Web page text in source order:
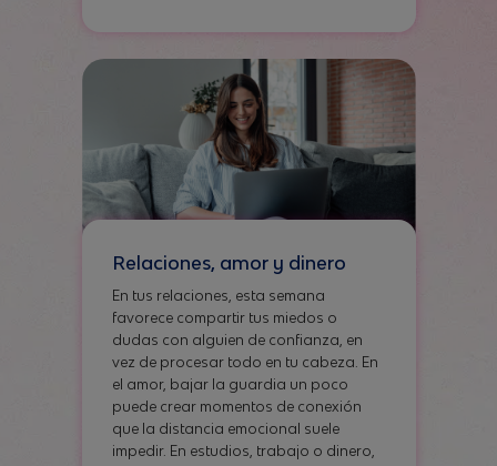
Relaciones, amor y dinero
En tus relaciones, esta semana
favorece compartir tus miedos o
dudas con alguien de confianza, en
vez de procesar todo en tu cabeza. En
el amor, bajar la guardia un poco
puede crear momentos de conexión
que la distancia emocional suele
impedir. En estudios, trabajo o dinero,